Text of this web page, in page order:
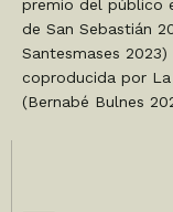
premio del público
de San Sebastián
Santesmases
coproducida por La
(Bernabé Bulnes